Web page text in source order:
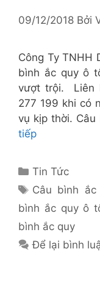
09/12/2018 Bởi
Công Ty TNHH
bình ắc quy ô
vượt trội. Liên
277 199 khi có
vụ kịp thời.
tiếp
Danh
mục
Tin Tức
Thẻ
Câu bình ắc
bình ắc quy ô
bình ắc quy
Để lại bình